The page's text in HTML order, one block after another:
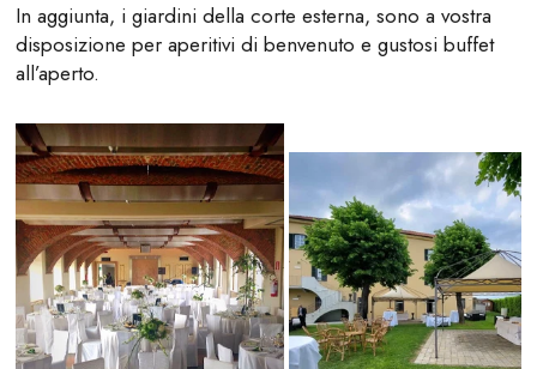
In aggiunta, i giardini della corte esterna, sono a vostra
disposizione per aperitivi di benvenuto e gustosi buffet
all’aperto.